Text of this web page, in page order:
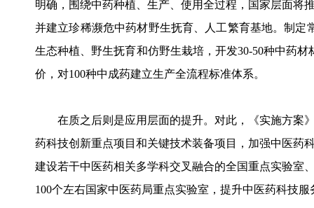
明确，围绕中药种植、生产、使用全过程，国家层面将
并建立珍稀濒危中药材野生抚育、人工繁育基地。制
生态种植、野生抚育和仿野生栽培，开发30-50种中药
价，对100种中成药建立生产全流程标准体系。
在质之后则是应用层面的提升。对此，《实施方案
药科技创新重点项目和关键技术装备项目，加强中医药
建设若干中医药相关多学科交叉融合的全国重点实验室
100个左右国家中医药局重点实验室，提升中医药科技